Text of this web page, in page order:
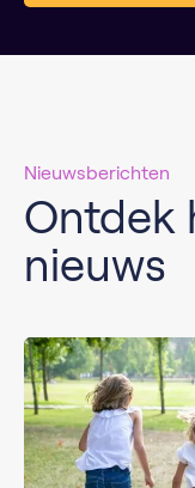
Nieuwsberichten
Ontdek
nieuws